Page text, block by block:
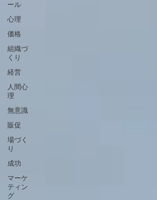
ール
心理
価格
組織づ
くり
経営
人間心
理
無意識
販促
場づく
り
成功
マーケ
ティン
グ